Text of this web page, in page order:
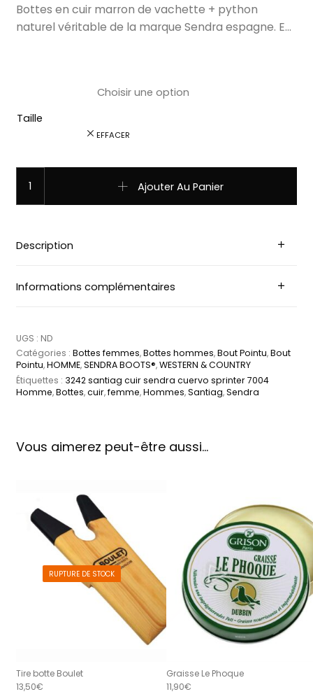
Bottes en cuir marron de vachette + python
naturel véritable de la marque Sendra espagne. E…
Taille
EFFACER
Ajouter Au Panier
Description
Informations complémentaires
UGS : ND
Catégories : Bottes femmes,Bottes hommes,Bout Pointu,Bout
Pointu,HOMME,SENDRA BOOTS®,WESTERN & COUNTRY
Étiquettes : 3242 santiag cuir sendra cuervo sprinter 7004
Homme,Bottes,cuir,femme,Hommes,Santiag,Sendra
Vous aimerez peut-être aussi…
RUPTURE DE STOCK
Tire botte Boulet
13,50€
Graisse Le Phoque
11,90€